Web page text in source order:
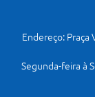
Endereço: Praça
Segunda-feira à